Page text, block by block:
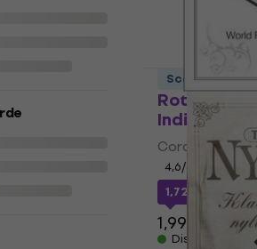
Rotosound
Individuali
Corde
4,6/5
1,72 € con
1,99 €
Disponibile
Sconto